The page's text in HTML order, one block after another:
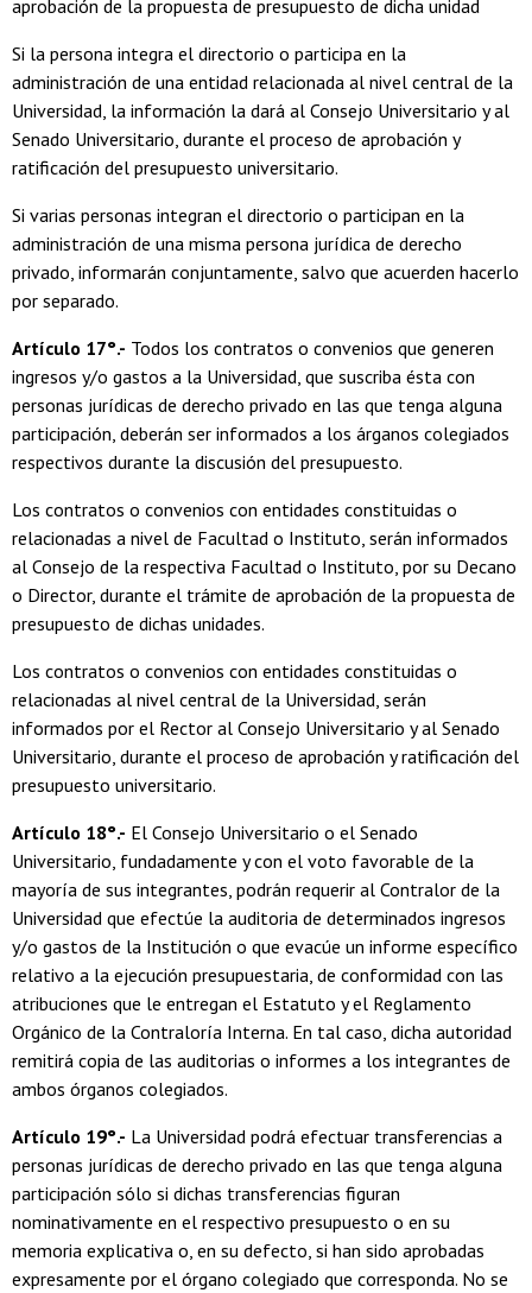
aprobación de la propuesta de presupuesto de dicha unidad
Si la persona integra el directorio o participa en la
administración de una entidad relacionada al nivel central de la
Universidad, la información la dará al Consejo Universitario y al
Senado Universitario, durante el proceso de aprobación y
ratificación del presupuesto universitario.
Si varias personas integran el directorio o participan en la
administración de una misma persona jurídica de derecho
privado, informarán conjuntamente, salvo que acuerden hacerlo
por separado.
Artículo 17°.- Todos los contratos o convenios que generen
ingresos y/o gastos a la Universidad, que suscriba ésta con
personas jurídicas de derecho privado en las que tenga alguna
participación, deberán ser informados a los árganos colegiados
respectivos durante la discusión del presupuesto.
Los contratos o convenios con entidades constituidas o
relacionadas a nivel de Facultad o Instituto, serán informados
al Consejo de la respectiva Facultad o Instituto, por su Decano
o Director, durante el trámite de aprobación de la propuesta de
presupuesto de dichas unidades.
Los contratos o convenios con entidades constituidas o
relacionadas al nivel central de la Universidad, serán
informados por el Rector al Consejo Universitario y al Senado
Universitario, durante el proceso de aprobación y ratificación del
presupuesto universitario.
Artículo 18°.- El Consejo Universitario o el Senado
Universitario, fundadamente y con el voto favorable de la
mayoría de sus integrantes, podrán requerir al Contralor de la
Universidad que efectúe la auditoria de determinados ingresos
y/o gastos de la Institución o que evacúe un informe específico
relativo a la ejecución presupuestaria, de conformidad con las
atribuciones que le entregan el Estatuto y el Reglamento
Orgánico de la Contraloría Interna. En tal caso, dicha autoridad
remitirá copia de las auditorias o informes a los integrantes de
ambos órganos colegiados.
Artículo 19°.- La Universidad podrá efectuar transferencias a
personas jurídicas de derecho privado en las que tenga alguna
participación sólo si dichas transferencias figuran
nominativamente en el respectivo presupuesto o en su
memoria explicativa o, en su defecto, si han sido aprobadas
expresamente por el órgano colegiado que corresponda. No se